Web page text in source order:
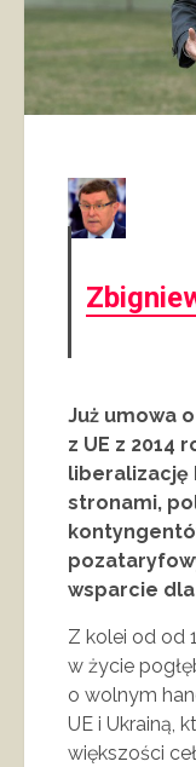
Już umowa
z UE z 2014
liberalizację
stronami,
wsparcie
Z kolei od od
w życie
o wolnym
UE i Ukrainą,
większości